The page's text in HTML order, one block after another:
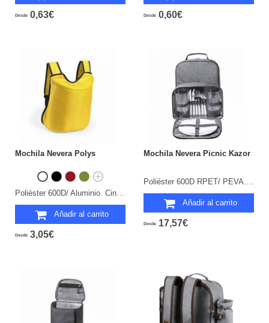
Desde 0,63€ Desde 0,60€
Mochila Nevera Polys
Añadir al carrito
Desde 3,05€
Mochila Nevera Picnic Kazor
Añadir al carrito
Desde 17,57€